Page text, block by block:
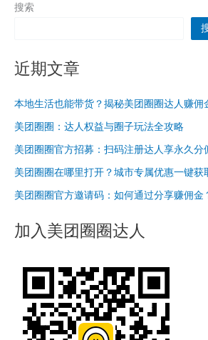
搜索
近期文章
本地生活也能带货？揭秘美团圈圈达人赚佣
美团圈圈：达人权益与圈子玩法全攻略
美团圈圈官方招募：扫码注册达人享永久分
美团圈圈在哪里打开？城市专属优惠一键获
美团圈圈官方邀请码：如何通过分享赚佣金
加入美团圈圈达人